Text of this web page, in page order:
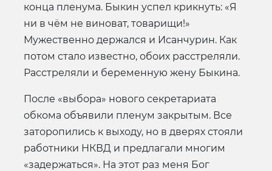
конца пленума. Быкин успел крикнуть: «Я
ни в чём не виноват, товарищи!»
Мужественно держался и Исанчурин. Как
потом стало известно, обоих расстреляли.
Расстреляли и беременную жену Быкина.
После «выбора» нового секретариата
обкома объявили пленум закрытым. Все
заторопились к выходу, но в дверях стояли
работники НКВД и предлагали многим
«задержаться». На этот раз меня Бог